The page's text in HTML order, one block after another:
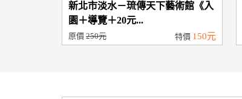
新北市淡水－琉傳天下藝術館《入
園＋導覽＋20元...
原價 250元 特價 150元